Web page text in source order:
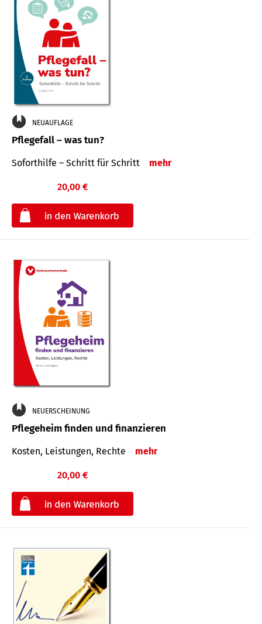
NEUAUFLAGE
Pflegefall – was tun?
Soforthilfe – Schritt für Schritt mehr
20,00 €
NEUERSCHEINUNG
Pflegeheim finden und finanzieren
Kosten, Leistungen, Rechte mehr
20,00 €